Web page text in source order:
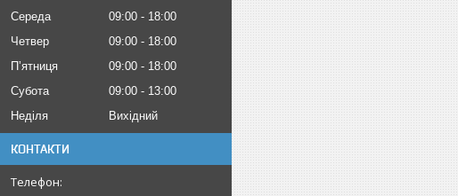
Середа
09:00
18:00
Четвер
09:00
18:00
Пʼятниця
09:00
18:00
Субота
09:00
13:00
Неділя
Вихідний
КОНТАКТИ